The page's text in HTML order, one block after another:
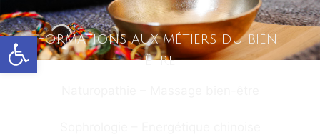
Ouvrir la barre d’outils
Formations aux métiers du bien-
être